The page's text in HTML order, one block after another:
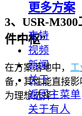
更多方案
支持
视频
新闻
关于
返回主菜单
关于有人
3、USR-
件中枢”
在方案落地中， 工
备，其性能直接
为理想选择：